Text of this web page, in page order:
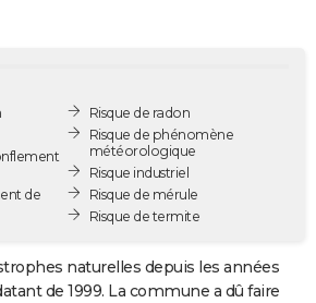
de
Risque de radon
Risque de phénomène
météorologique
Risque industriel
Risque de mérule
Risque de termite
naturelles depuis les années
de 1999. La commune a dû faire